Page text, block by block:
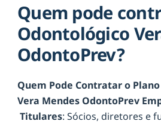
Quem pode
Odontológico
OdontoPrev?
Quem Pode Contratar o
Vera Mendes OdontoPrev
Titulares: Sócios, diretores e